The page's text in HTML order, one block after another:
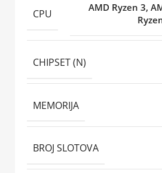
CPU
AMD Ryzen 3,
CHIPSET (N)
MEMORIJA
BROJ SLOTOVA